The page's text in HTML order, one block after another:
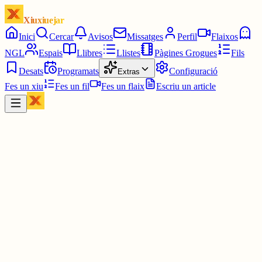
Xiuxiuejar
Inici
Cercar Avisos Missatges Perfil
Flaixos
NGL
Espais Llibres Llistes Pàgines Grogues
Fils
Desats
Programats Extras
Configuració
Fes un xiu
Fes un fil Fes un flaix Escriu un article